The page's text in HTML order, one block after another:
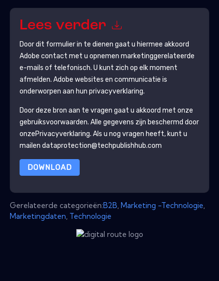
Lees verder
Door dit formulier in te dienen gaat u hiermee akkoord
Adobe contact met u opnemen marketinggerelateerde
e-mails of telefonisch. U kunt zich op elk moment
afmelden. Adobe websites en communicatie is
onderworpen aan hun privacyverklaring.
Door deze bron aan te vragen gaat u akkoord met onze
gebruiksvoorwaarden. Alle gegevens zijn beschermd door
onzePrivacyverklaring. Als u nog vragen heeft, kunt u
mailen dataprotection@techpublishhub.com
DOWNLOAD
Gerelateerde categorieën:B2B Marketing -Technologie
Marketingdaten Technologie